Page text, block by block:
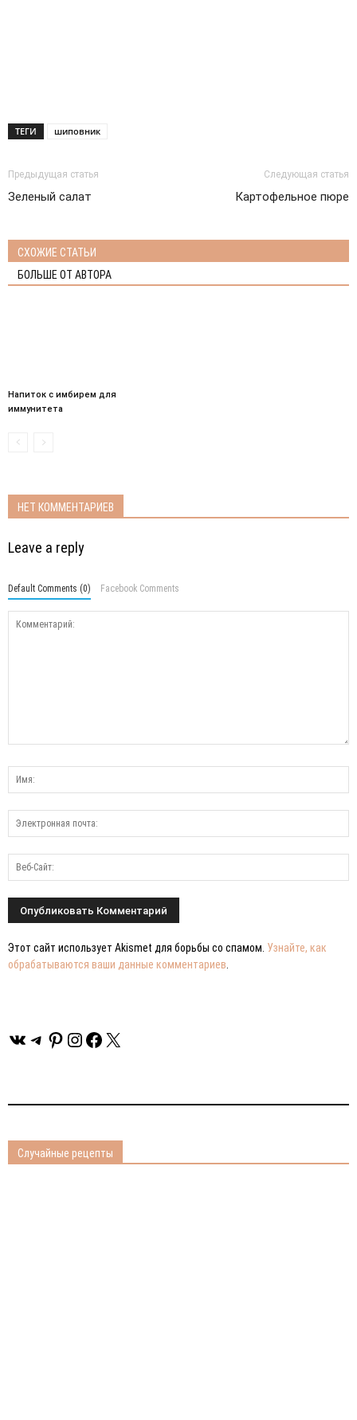
ТЕГИ шиповник
Предыдущая статья
Зеленый салат
Следующая статья
Картофельное пюре
СХОЖИЕ СТАТЬИ
БОЛЬШЕ ОТ АВТОРА
Напиток с имбирем для
иммунитета
НЕТ КОММЕНТАРИЕВ
Leave a reply
Default Comments (0) Facebook Comments
Этот сайт использует Akismet для борьбы со спамом. Узнайте, как
обрабатываются ваши данные комментариев
ВКонтакте
Telegram
Pinterest
Instagram
Facebook
X
Случайные рецепты